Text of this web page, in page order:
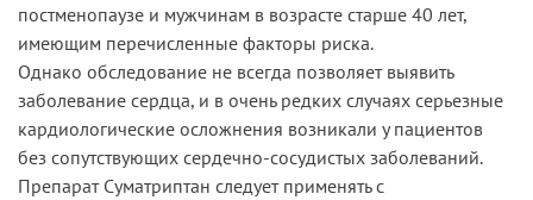
постменопаузе и мужчинам в возрасте старше 40 лет,
имеющим перечисленные факторы риска.
Однако обследование не всегда позволяет выявить
заболевание сердца, и в очень редких случаях серьезные
кардиологические осложнения возникали у пациентов
без сопутствующих сердечно-сосудистых заболеваний.
Препарат Суматриптан следует применять с